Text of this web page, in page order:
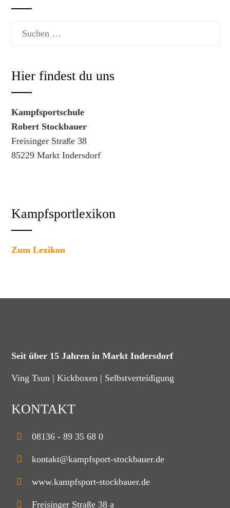
Hier findest du uns
Kampfsportschule
Robert Stockbauer
Freisinger Straße 38
85229 Markt Indersdorf
Kampfsportlexikon
Zum Lexikon
Seit über 15 Jahren in Markt Indersdorf
Ving Tsun | Kickboxen | Selbstverteidigung
KONTAKT
08136 - 89 35 68 0
kontakt@kampfsport-stockbauer.de
www.kampfsport-stockbauer.de
Freisinger Straße 38 a